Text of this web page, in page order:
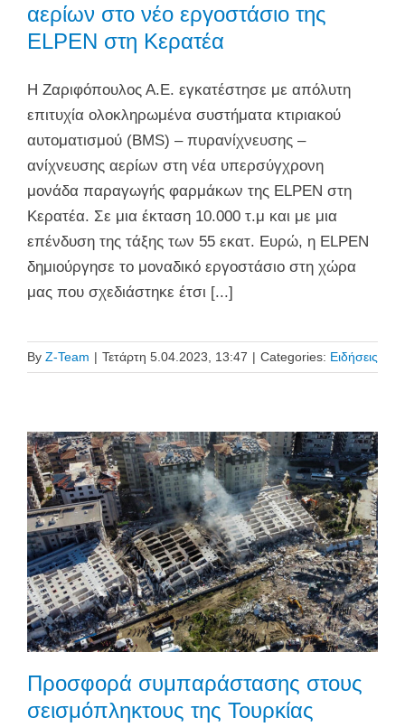
αερίων στο νέο εργοστάσιο της
ELPEN στη Κερατέα
H Ζαριφόπουλος Α.Ε. εγκατέστησε με απόλυτη
επιτυχία ολοκληρωμένα συστήματα κτιριακού
αυτοματισμού (BMS) – πυρανίχνευσης –
ανίχνευσης αερίων στη νέα υπερσύγχρονη
μονάδα παραγωγής φαρμάκων της ELPEN στη
Κερατέα. Σε μια έκταση 10.000 τ.μ και με μια
επένδυση της τάξης των 55 εκατ. Ευρώ, η ELPEN
δημιούργησε το μοναδικό εργοστάσιο στη χώρα
μας που σχεδιάστηκε έτσι [...]
By Z-Team | Τετάρτη 5.04.2023, 13:47 | Categories: Ειδήσεις
Προσφορά συμπαράστασης στους
σεισμόπληκτους της Τουρκίας